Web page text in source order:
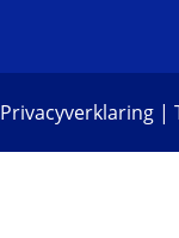
Privacyverklaring |